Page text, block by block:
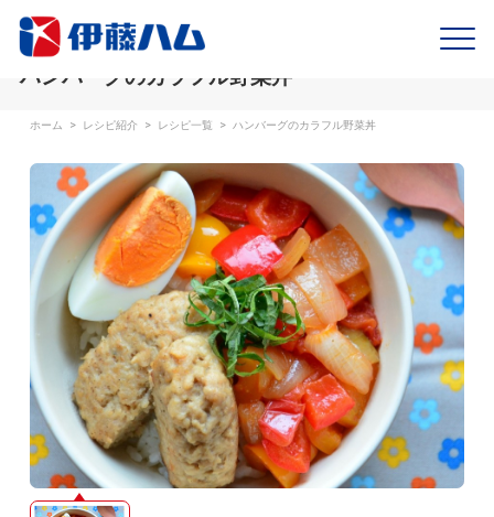
ハンバーグのカラフル野菜丼
ホーム > レシピ紹介 > レシピ一覧 > ハンバーグのカラフル野菜丼